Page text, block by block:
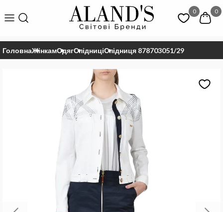
0 0
ГоловнаЖінкамОдягСпідниціСпідниця 878703051/29